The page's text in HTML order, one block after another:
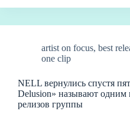
m
ao C
ha
t
ba
n
artist on focus, best
one clip
NELL вернулись спустя
Delusion» называют одним
релизов группы